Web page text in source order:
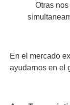
Otras
En el mercado
ayudarnos en el